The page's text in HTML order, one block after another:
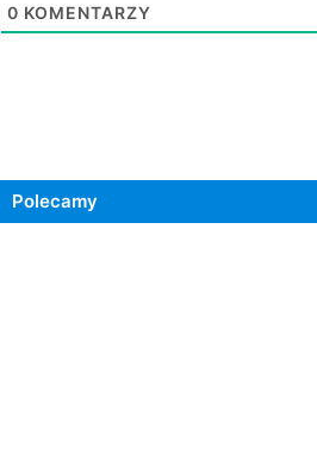
0 KOMENTARZY
Polecamy